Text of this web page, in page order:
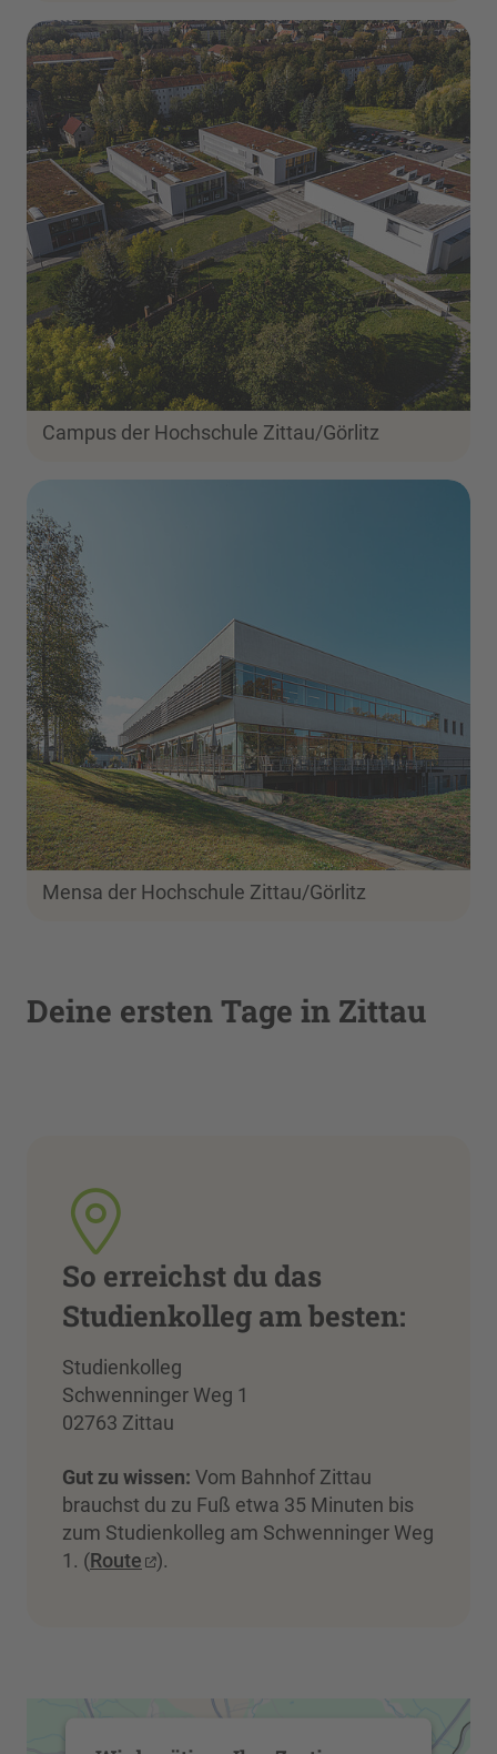
Campus der Hochschule Zittau/Görlitz
Mensa der Hochschule Zittau/Görlitz
Deine ersten Tage in Zittau
So erreichst du das
Studienkolleg am besten:
Studienkolleg
Schwenninger Weg 1
02763 Zittau
Gut zu wissen: Vom Bahnhof Zittau
brauchst du zu Fuß etwa 35 Minuten bis
zum Studienkolleg am Schwenninger Weg
1. (Route ).